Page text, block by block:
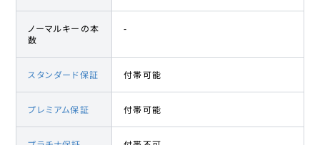
ノーマルキーの本
数
-
スタンダード保証 付帯可能
プレミアム保証 付帯可能